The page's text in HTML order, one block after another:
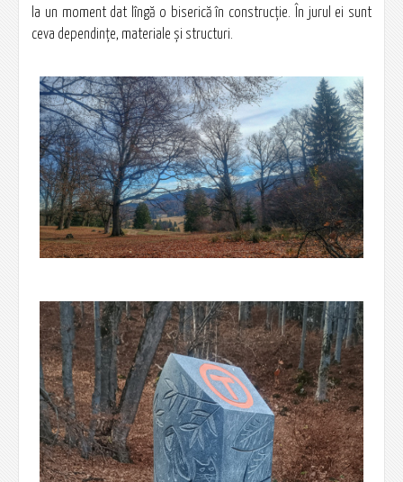
la un moment dat lîngă o biserică în construcție. În jurul ei sunt
ceva dependințe, materiale și structuri.